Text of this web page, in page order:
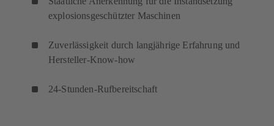
explosionsgeschützter Maschinen
Zuverlässigkeit durch langjährige Erfahrung und
Hersteller-Know-how
24-Stunden-Rufbereitschaft